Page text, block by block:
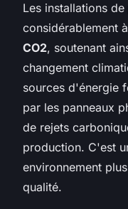
Les installations
considérablement à
CO2, soutenant
changement
sources d'énergie
par les panneaux
de rejets
production. C'est
environnement
qualité.